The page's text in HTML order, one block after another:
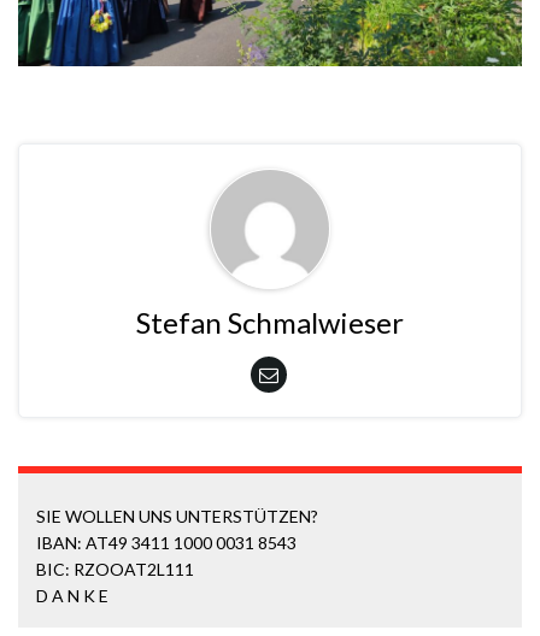
Stefan Schmalwieser
SIE WOLLEN UNS UNTERSTÜTZEN?
IBAN: AT49 3411 1000 0031 8543
BIC: RZOOAT2L111
D A N K E